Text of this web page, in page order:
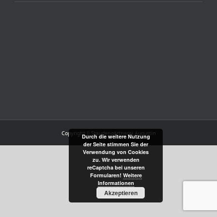
Copyright || Staudengärtnerei Augustin
Durch die weitere Nutzung
der Seite stimmen Sie der
Verwendung von Cookies
zu. Wir verwenden
reCaptcha bei unseren
Formularen! Weitere
Informationen
Akzeptieren